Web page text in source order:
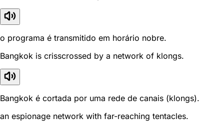
o programa é transmitido em horário nobre.
Bangkok is crisscrossed by a network of klongs.
Bangkok é cortada por uma rede de canais (klongs).
an espionage network with far-reaching tentacles.